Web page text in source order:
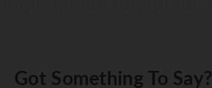
Got Something To Say?